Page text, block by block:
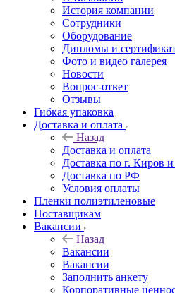
История компании
Сотрудники
Оборудование
Дипломы и
Фото и видео галерея
Новости
Вопрос-ответ
Отзывы
Гибкая упаковка
Доставка и оплата
Назад
Доставка и оплата
Доставка по г. Киров
Доставка по РФ
Условия оплаты
Пленки полиэтиленовые
Поставщикам
Вакансии
Назад
Вакансии
Вакансии
Заполнить анкету
Корпоративные